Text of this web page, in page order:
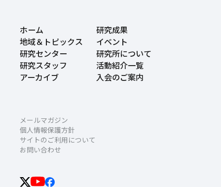
ホーム
研究成果
地域＆トピックス
イベント
研究センター
研究所について
研究スタッフ
活動紹介一覧
アーカイブ
入会のご案内
メールマガジン
個人情報保護方針
サイトのご利用について
お問い合わせ